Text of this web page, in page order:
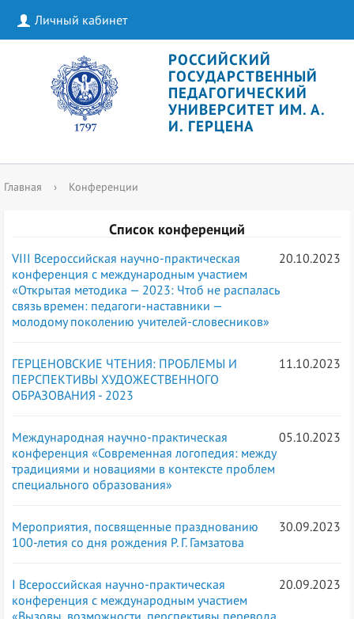
Личный кабинет
РОССИЙСКИЙ
ГОСУДАРСТВЕННЫЙ
ПЕДАГОГИЧЕСКИЙ
УНИВЕРСИТЕТ ИМ. А.
И. ГЕРЦЕНА
Главная › Конференции
Список конференций
VIII Всероссийская научно-практическая
конференция с международным участием
«Открытая методика — 2023: Чтоб не распалась
связь времен: педагоги-наставники —
молодому поколению учителей-словесников»
20.10.2023
ГЕРЦЕНОВСКИЕ ЧТЕНИЯ: ПРОБЛЕМЫ И
ПЕРСПЕКТИВЫ ХУДОЖЕСТВЕННОГО
ОБРАЗОВАНИЯ - 2023
11.10.2023
Международная научно-практическая
конференция «Современная логопедия: между
традициями и новациями в контексте проблем
специального образования»
05.10.2023
Мероприятия, посвященные празднованию
100-летия со дня рождения Р. Г. Гамзатова
30.09.2023
I Всероссийская научно-практическая
конференция с международным участием
«Вызовы, возможности, перспективы перевода
20.09.2023